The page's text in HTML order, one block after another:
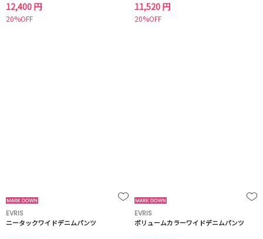
12,400 円
20%OFF
11,520 円
20%OFF
EVRIS
ニータックワイドデニムパンツ
EVRIS
ボリュームカラーワイドデニムパンツ